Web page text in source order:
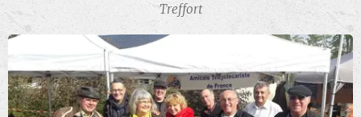
Treffort